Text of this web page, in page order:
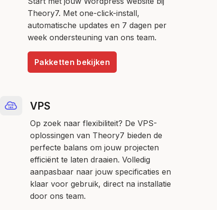
Theory7. Met one-click-install,
automatische updates en 7 dagen per
week ondersteuning van ons team.
Pakketten bekijken
VPS
Op zoek naar flexibiliteit? De VPS-
oplossingen van Theory7 bieden de
perfecte balans om jouw projecten
efficiënt te laten draaien. Volledig
aanpasbaar naar jouw specificaties en
klaar voor gebruik, direct na installatie
door ons team.